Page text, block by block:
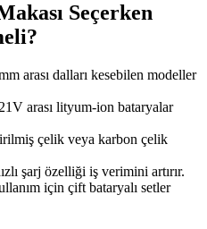
Seçerken
arası dalları kesebilen modeller
arası lityum-ion bataryalar
çelik veya karbon çelik
şarj özelliği iş verimini artırır.
için çift bataryalı setler